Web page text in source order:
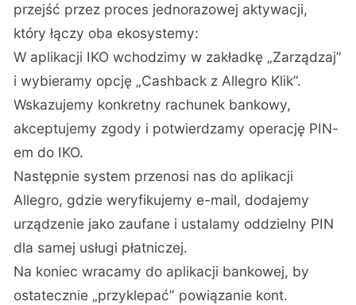
przejść przez proces jednorazowej aktywacji,
który łączy oba ekosystemy:
W aplikacji IKO wchodzimy w zakładkę „Zarządzaj”
i wybieramy opcję „Cashback z Allegro Klik”.
Wskazujemy konkretny rachunek bankowy,
akceptujemy zgody i potwierdzamy operację PIN-
em do IKO.
Następnie system przenosi nas do aplikacji
Allegro, gdzie weryfikujemy e-mail, dodajemy
urządzenie jako zaufane i ustalamy oddzielny PIN
dla samej usługi płatniczej.
Na koniec wracamy do aplikacji bankowej, by
ostatecznie „przyklepać” powiązanie kont.